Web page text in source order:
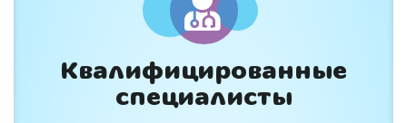
Квалифицированные
специалисты
Консультация ортопеда +
тейпирование за 1 приём